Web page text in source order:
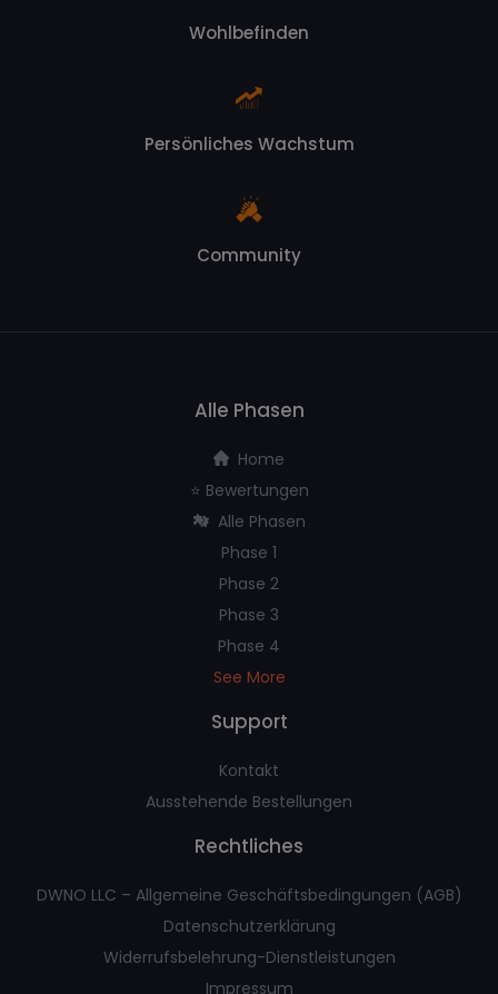
Wohlbefinden
Persönliches Wachstum
Community
Alle Phasen
Home
⭐️ Bewertungen
Alle Phasen
Phase 1
Phase 2
Phase 3
Phase 4
See More
Support
Kontakt
Ausstehende Bestellungen
Rechtliches
DWNO LLC – Allgemeine Geschäftsbedingungen (AGB)
Datenschutzerklärung
Widerrufsbelehrung-Dienstleistungen
Impressum